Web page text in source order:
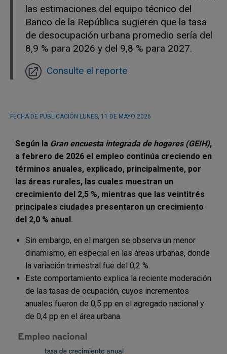
las estimaciones del equipo técnico del
Banco de la República sugieren que la tasa
de desocupación urbana promedio sería del
8,9 % para 2026 y del 9,8 % para 2027.
Consulte el reporte
FECHA DE PUBLICACIÓN LUNES, 11 DE MAYO 2026
Según la Gran encuesta integrada de hogares (GEIH),
a febrero de 2026 el empleo continúa creciendo en
términos anuales, explicado, principalmente, por
las áreas rurales, las cuales muestran un
crecimiento del 2,5 %, mientras que las veintitrés
principales ciudades presentaron un crecimiento
del 2,0 % anual.
Sin embargo, en el margen se observa un menor
dinamismo, en especial en las áreas urbanas, donde
la variación trimestral fue del 0,2 %.
Este comportamiento explica la reciente moderación
de las tasas de ocupación, cuyos incrementos
anuales fueron de 0,5 pp en el agregado nacional y
de 0,4 pp en el área urbana.